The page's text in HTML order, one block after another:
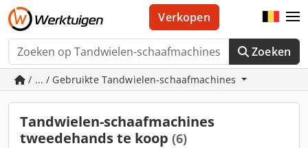
Zoeken
Verkopen
/ ... / Gebruikte Tandwielen-schaafmachines
Tandwielen-schaafmachines
tweedehands te koop (6)